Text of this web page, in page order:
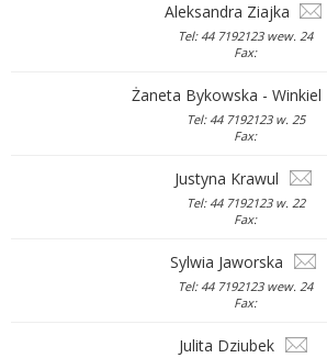
Aleksandra Ziajka
Tel: 44 7192123 wew. 24
Fax:
Żaneta Bykowska - Winkiel
Tel: 44 7192123 w. 25
Fax:
Justyna Krawul
Tel: 44 7192123 w. 22
Fax:
Sylwia Jaworska
Tel: 44 7192123 wew. 24
Fax:
Julita Dziubek